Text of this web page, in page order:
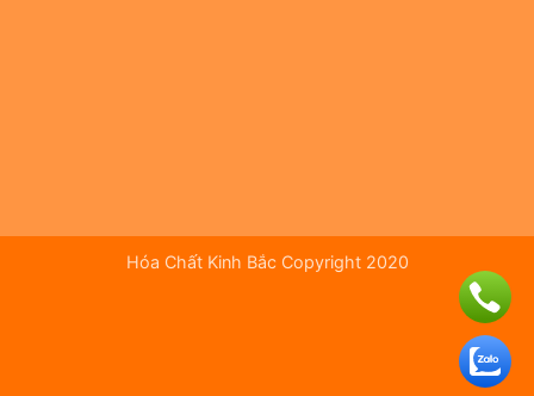
Hóa Chất Kinh Bắc Copyright 2020